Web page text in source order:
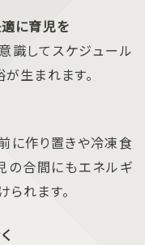
適に育児を
識してスケジュール
生まれます。
に作り置きや冷凍食
の合間にもエネルギ
れます。